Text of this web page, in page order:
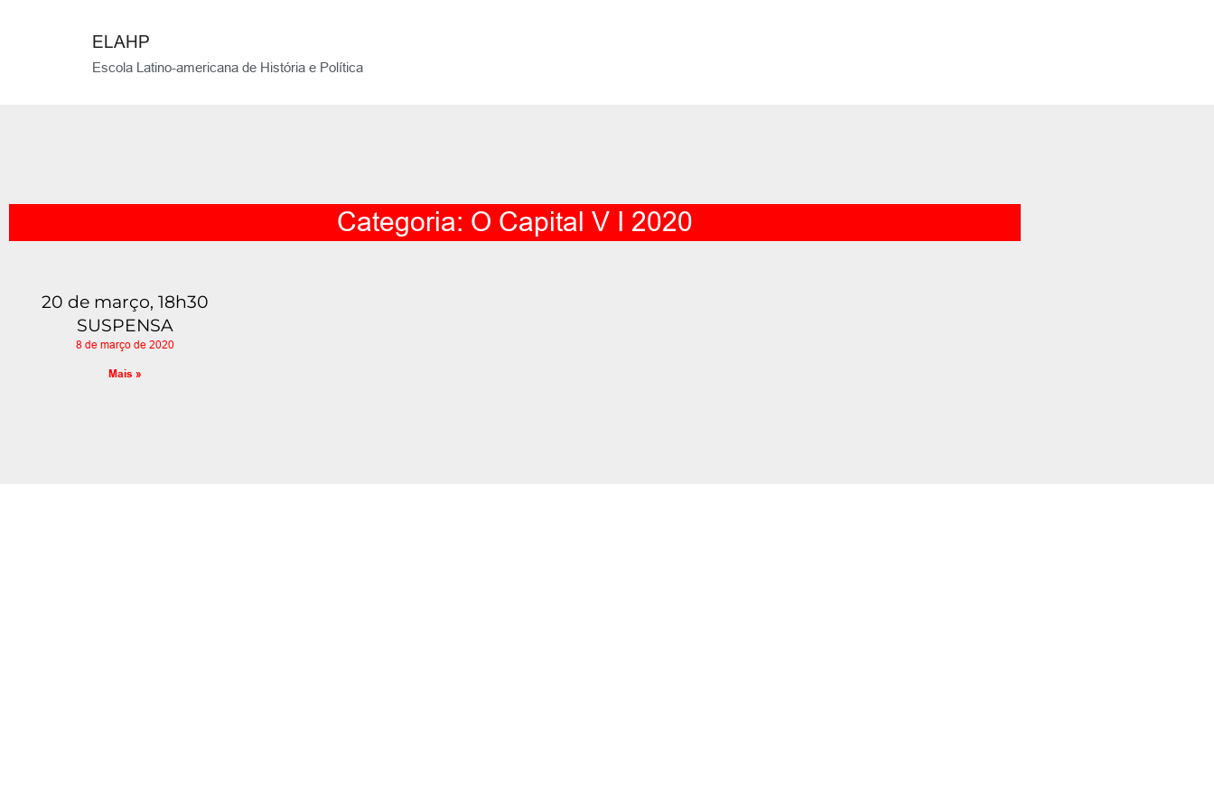
ELAHP
Escola Latino-americana de História e Política
Categoria: O Capital V I 2020
20 de março, 18h30
SUSPENSA
8 de março de 2020
Mais »